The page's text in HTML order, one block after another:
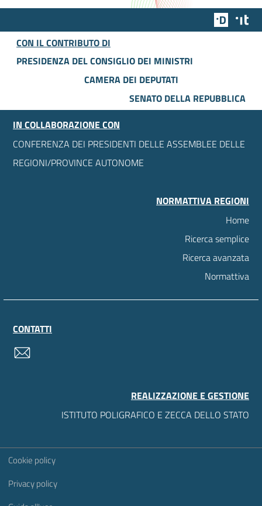
Team
CON IL CONTRIBUTO DI
PRESIDENZA DEL CONSIGLIO DEI MINISTRI
CAMERA DEI DEPUTATI
SENATO DELLA REPUBBLICA
IN COLLABORAZIONE CON
CONFERENZA DEI PRESIDENTI DELLE ASSEMBLEE DELLE
REGIONI/PROVINCE AUTONOME
NORMATTIVA REGIONI
Home
Ricerca semplice
Ricerca avanzata
Normattiva
CONTATTI
REALIZZAZIONE E GESTIONE
ISTITUTO POLIGRAFICO E ZECCA DELLO STATO
Sezione Link Utili
Cookie policy
Privacy policy